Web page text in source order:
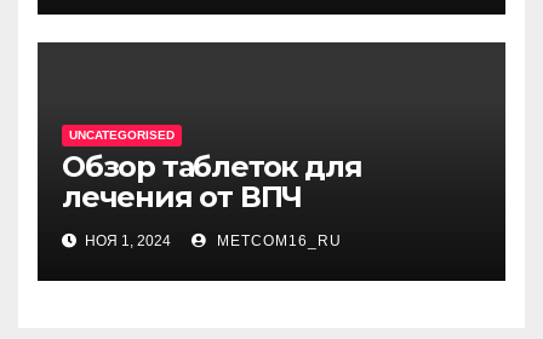
UNCATEGORISED
Обзор таблеток для
лечения от ВПЧ
НОЯ 1, 2024 METCOM16_RU